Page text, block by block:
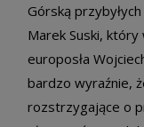
Górską
Marek Suski, który
europosła
bardzo wyraźnie,
rozstrzygające o